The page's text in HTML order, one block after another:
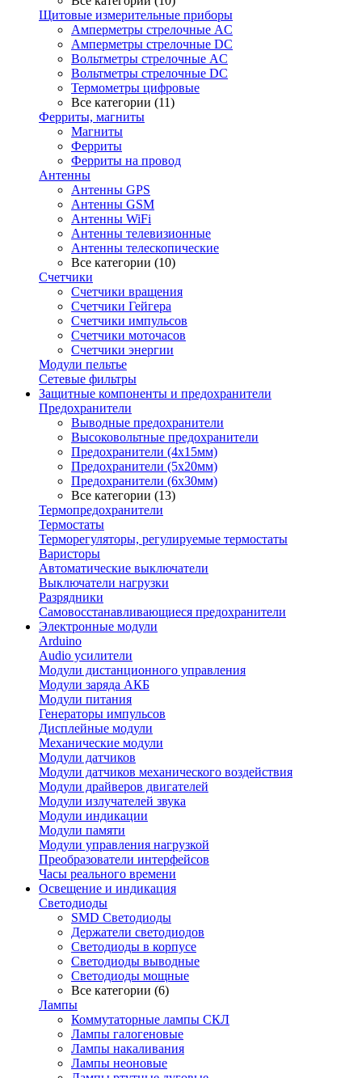
Щитовые измерительные приборы
Амперметры стрелочные AC
Амперметры стрелочные DC
Вольтметры стрелочные AC
Вольтметры стрелочные DC
Термометры цифровые
Все категории (11)
Ферриты, магниты
Магниты
Ферриты
Ферриты на провод
Антенны
Антенны GPS
Антенны GSM
Антенны WiFi
Антенны телевизионные
Антенны телескопические
Все категории (10)
Счетчики
Счетчики вращения
Счетчики Гейгера
Счетчики импульсов
Счетчики моточасов
Счетчики энергии
Модули пельтье
Сетевые фильтры
Защитные компоненты и предохранители
Предохранители
Выводные предохранители
Высоковольтные предохранители
Предохранители (4х15мм)
Предохранители (5х20мм)
Предохранители (6х30мм)
Все категории (13)
Термопредохранители
Термостаты
Терморегуляторы, регулируемые термостаты
Варисторы
Автоматические выключатели
Выключатели нагрузки
Разрядники
Самовосстанавливающиеся предохранители
Электронные модули
Arduino
Audio усилители
Модули дистанционного управления
Модули заряда АКБ
Модули питания
Генераторы импульсов
Дисплейные модули
Механические модули
Модули датчиков
Модули датчиков механического воздействия
Модули драйверов двигателей
Модули излучателей звука
Модули индикации
Модули памяти
Модули управления нагрузкой
Преобразователи интерфейсов
Часы реального времени
Освещение и индикация
Светодиоды
SMD Светодиоды
Держатели светодиодов
Светодиоды в корпусе
Светодиоды выводные
Светодиоды мощные
Все категории (6)
Лампы
Коммутаторные лампы СКЛ
Лампы галогеновые
Лампы накаливания
Лампы неоновые